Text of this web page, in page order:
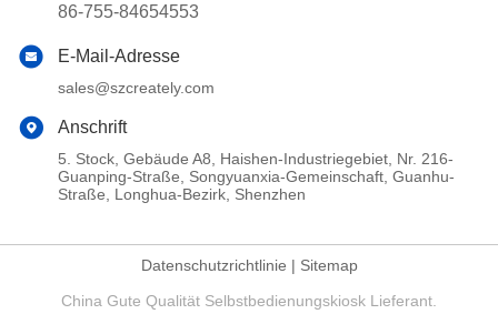
86-755-84654553
E-Mail-Adresse
sales@szcreately.com
Anschrift
5. Stock, Gebäude A8, Haishen-Industriegebiet, Nr. 216-
Guanping-Straße, Songyuanxia-Gemeinschaft, Guanhu-
Straße, Longhua-Bezirk, Shenzhen
Datenschutzrichtlinie | Sitemap
China Gute Qualität Selbstbedienungskiosk Lieferant.